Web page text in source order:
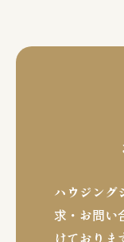
ハウジング
求・お問い